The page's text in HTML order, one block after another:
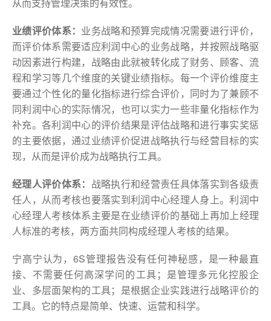
业绩评价体系： 业务战略和预算完成情况需要进行评价，
而评价体系需要适应利润中心的业务战略，并按照战略驱
动因素进行构建，战略由此就被转化成了财务、顾客、流
程和学习等几个维度的关键业绩指标。每一个评价维度主
要通过个性化的量化指标进行综合评价，同时为了兼顾不
同利润中心的实际情况，也可以实力一些非量化指标作为
补充。各利润中心的评价结果是评估战略和进行事实奖惩
的主要依据，通过业绩评价促进战略执行与经营目标的实
现，从而是评价成为战略执行工具。
经理人评价体系： 战略执行和经营责任具体落实到各级责
任人，从而考核也要落实到利润中心经理人身上。利润中
心经理人考核体系主要是在业绩评价的基础上再加上经理
人标准的考核，两方面共同构成经理人考核的结果。
宁高宁认为，6S管理报告没有任何神秘感，是一种最直
接、不需要任何高深学问的工具；是管理多元化控股企
业、多层面架构的工具；是根据企业实践进行战略评价的
工具。它的特点是简单、快速、运营和科学。